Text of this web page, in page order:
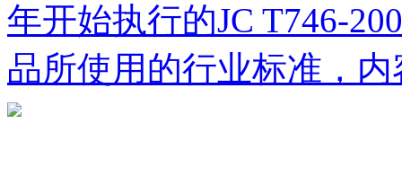
年开始执行的JC T746-
品所使用的行业标准，内